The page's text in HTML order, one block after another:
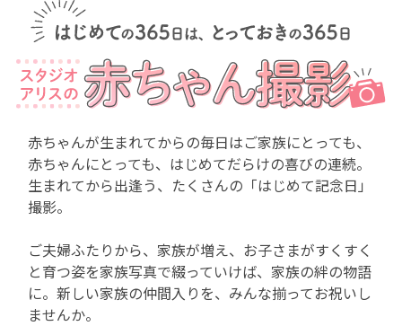
赤ちゃんが生まれてからの毎日はご家族にとっても、
赤ちゃんにとっても、はじめてだらけの喜びの連続。
生まれてから出逢う、たくさんの「はじめて記念日」
撮影。
ご夫婦ふたりから、家族が増え、お子さまがすくすく
と育つ姿を家族写真で綴っていけば、 家族の絆の物語
に。新しい家族の仲間入りを、みんな揃ってお祝いし
ませんか。